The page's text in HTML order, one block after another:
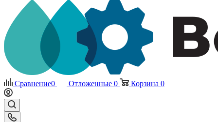
Сравнение0 Отложенные 0 Корзина 0